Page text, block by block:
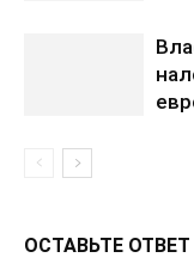
ОСТАВЬТЕ ОТВЕТ